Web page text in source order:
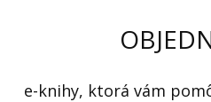
e-knihy, ktorá vám